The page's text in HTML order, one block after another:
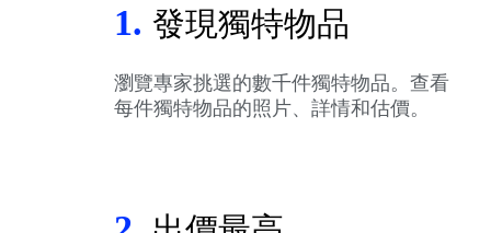
1. 發現獨特物品
瀏覽專家挑選的數千件獨特物品。查看
每件獨特物品的照片、詳情和估價。